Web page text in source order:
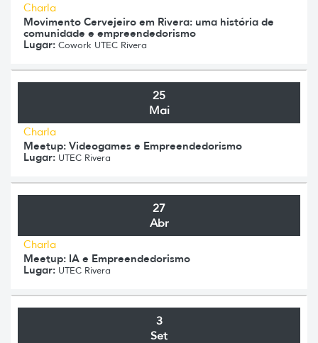
Charla
Movimento Cervejeiro em Rivera: uma história de
comunidade e empreendedorismo
Lugar: Cowork UTEC Rivera
25
Mai
Charla
Meetup: Videogames e Empreendedorismo
Lugar: UTEC Rivera
27
Abr
Charla
Meetup: IA e Empreendedorismo
Lugar: UTEC Rivera
3
Set